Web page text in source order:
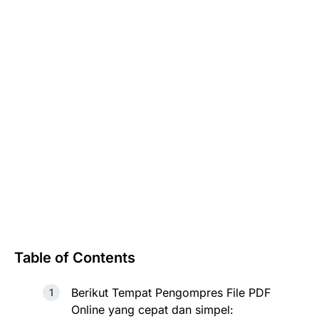
Table of Contents
Berikut Tempat Pengompres File PDF
Online yang cepat dan simpel: